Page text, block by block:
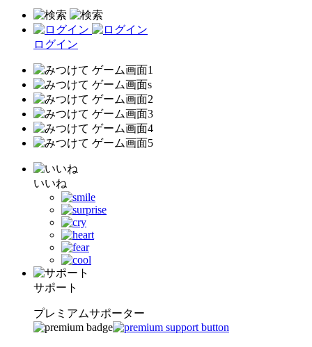
ログイン
いいね
サポート
プレミアムサポーター